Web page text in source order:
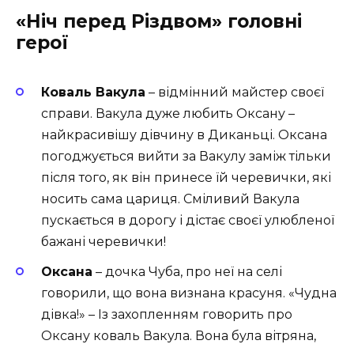
«Ніч перед Різдвом» головні
герої
Коваль Вакула – відмінний майстер своєї
справи. Вакула дуже любить Оксану –
найкрасивішу дівчину в Диканьці. Оксана
погоджується вийти за Вакулу заміж тільки
після того, як він принесе їй черевички, які
носить сама цариця. Сміливий Вакула
пускається в дорогу і дістає своєї улюбленої
бажані черевички!
Оксана – дочка Чуба, про неї на селі
говорили, що вона визнана красуня. «Чудна
дівка!» – Із захопленням говорить про
Оксану коваль Вакула. Вона була вітряна,